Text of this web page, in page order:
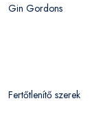
Gin Gordons
Fertőtlenítő szerek